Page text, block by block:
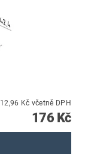
212,96 Kč včetně DPH
176 Kč